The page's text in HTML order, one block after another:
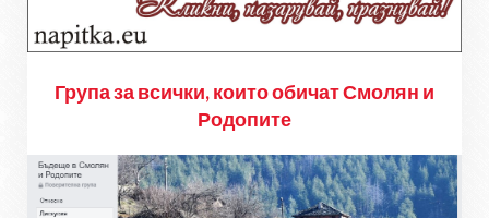
Група за всички, които обичат Смолян и
Родопите